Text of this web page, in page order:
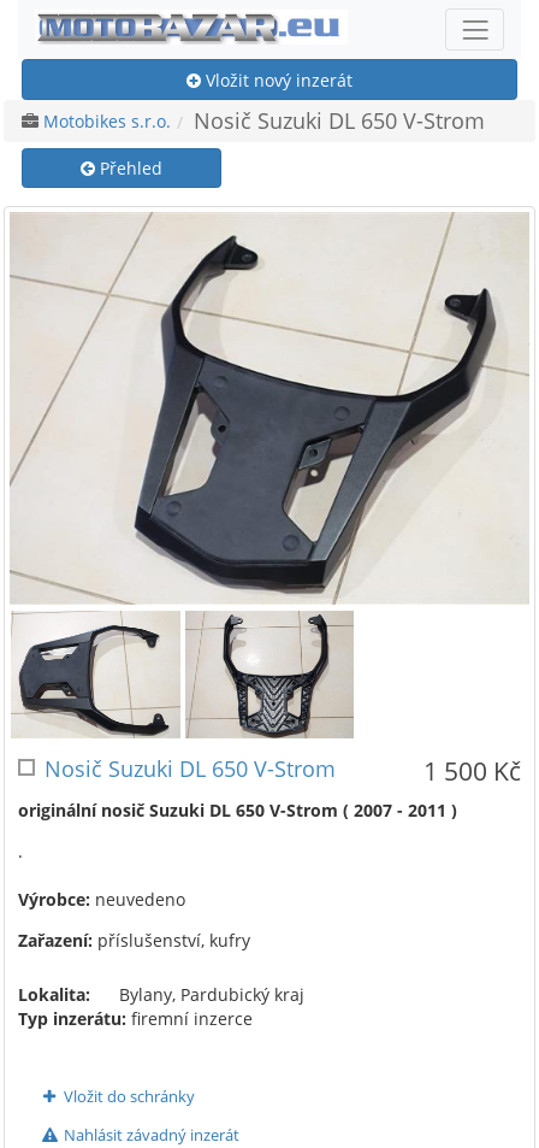
Vložit nový inzerát
Motobikes s.r.o.
Nosič Suzuki DL 650 V-Strom
Přehled
1 500 Kč
Nosič Suzuki DL 650 V-Strom
originální nosič Suzuki DL 650 V-Strom ( 2007 - 2011 )
.
Výrobce: neuvedeno
Zařazení: příslušenství, kufry
Lokalita:
Bylany, Pardubický kraj
Typ inzerátu: firemní inzerce
Vložit do schránky
Nahlásit závadný inzerát